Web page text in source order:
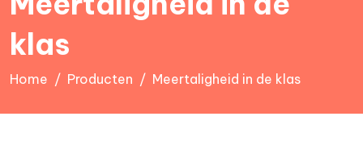
klas
Home Producten Meertaligheid in de klas